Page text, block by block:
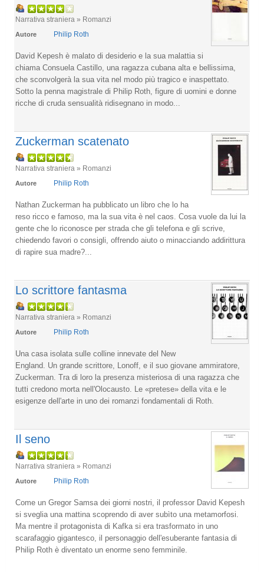
Narrativa straniera » Romanzi
Autore Philip Roth
David Kepesh è malato di desiderio e la sua malattia si
chiama Consuela Castillo, una ragazza cubana alta e bellissima,
che sconvolgerà la sua vita nel modo più tragico e inaspettato.
Sotto la penna magistrale di Philip Roth, figure di uomini e donne
ricche di cruda sensualità ridisegnano in modo...
Zuckerman scatenato
Narrativa straniera » Romanzi
Autore Philip Roth
Nathan Zuckerman ha pubblicato un libro che lo ha
reso ricco e famoso, ma la sua vita è nel caos. Cosa vuole da lui la
gente che lo riconosce per strada che gli telefona e gli scrive,
chiedendo favori o consigli, offrendo aiuto o minacciando addirittura
di rapire sua madre?...
Lo scrittore fantasma
Narrativa straniera » Romanzi
Autore Philip Roth
Una casa isolata sulle colline innevate del New
England. Un grande scrittore, Lonoff, e il suo giovane ammiratore,
Zuckerman. Tra di loro la presenza misteriosa di una ragazza che
tutti credono morta nell'Olocausto. Le «pretese» della vita e le
esigenze dell'arte in uno dei romanzi fondamentali di Roth.
Il seno
Narrativa straniera » Romanzi
Autore Philip Roth
Come un Gregor Samsa dei giorni nostri, il professor David Kepesh
si sveglia una mattina scoprendo di aver subìto una metamorfosi.
Ma mentre il protagonista di Kafka si era trasformato in uno
scarafaggio gigantesco, il personaggio dell'esuberante fantasia di
Philip Roth è diventato un enorme seno femminile.